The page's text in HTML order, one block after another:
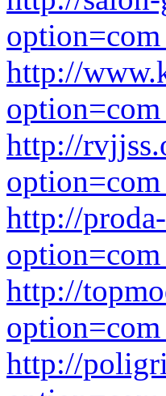
http://
http://
http://
http://
http://